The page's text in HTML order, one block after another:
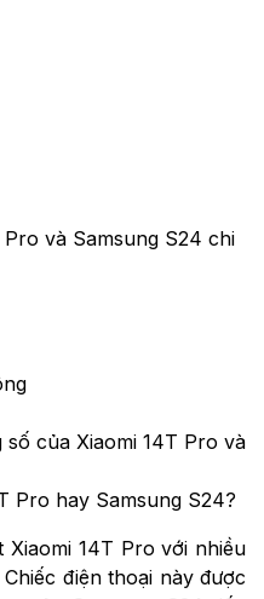
và Samsung S24 chi
số của Xiaomi 14T Pro và
Pro hay Samsung S24?
14T Pro với nhiều
điện thoại này được